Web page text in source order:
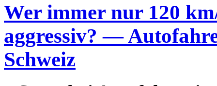
Wer immer nur 120
aggressiv? —
Schweiz